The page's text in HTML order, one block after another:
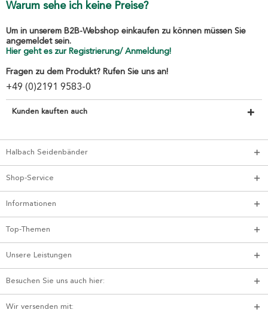
Warum sehe ich keine Preise?
Um in unserem B2B-Webshop einkaufen zu können müssen Sie
angemeldet sein.
Hier geht es zur Registrierung/ Anmeldung!
Fragen zu dem Produkt? Rufen Sie uns an!
+49 (0)2191 9583-0
Kunden kauften auch
Halbach Seidenbänder
Shop-Service
Informationen
Top-Themen
Unsere Leistungen
Besuchen Sie uns auch hier:
Wir versenden mit: